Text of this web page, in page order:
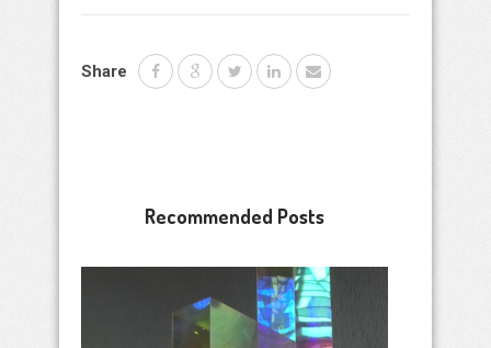
Share
Recommended Posts